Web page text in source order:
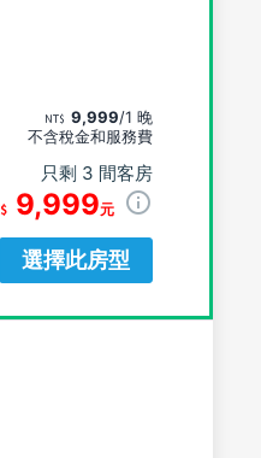
9,999/1 晚
不含稅金和服務費
只剩 3 間客房
9,999元
選擇此房型